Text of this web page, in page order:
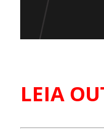
LEIA